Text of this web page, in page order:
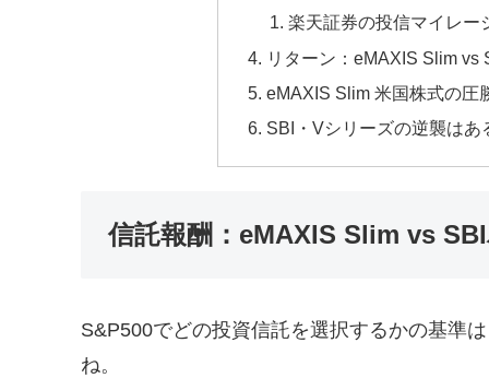
楽天証券の投信マイレー
リターン：eMAXIS Slim vs
eMAXIS Slim 米国株式の圧
SBI・Vシリーズの逆襲はあ
信託報酬：eMAXIS Slim vs
S&P500でどの投資信託を選択するかの基準
ね。